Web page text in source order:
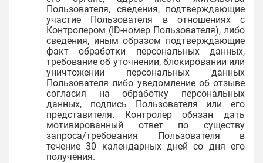
Пользователя, сведения, подтверждающие
участие Пользователя в отношениях с
Контролером (ID-номер Пользователя), либо
сведения, иным образом подтверждающие
факт обработки персональных данных,
требование об уточнении, блокировании или
уничтожении персональных данных
Пользователя либо уведомление об отзыве
согласия на обработку персональных
данных, подпись Пользователя или его
представителя. Контролер обязан дать
мотивированный ответ по существу
запроса/требования Пользователя в
течение 30 календарных дней со дня его
получения.